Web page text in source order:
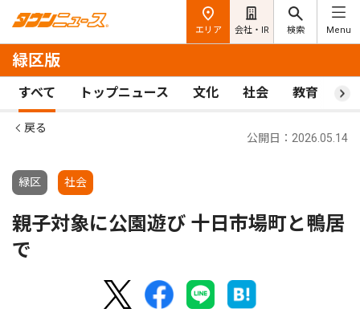
エリア 会社・IR 検索 Menu
緑区版
すべて トップニュース 文化 社会 教育 ス
戻る
緑区 社会
公開日：2026.05.14
親子対象に公園遊び 十日市場町と鴨居
で